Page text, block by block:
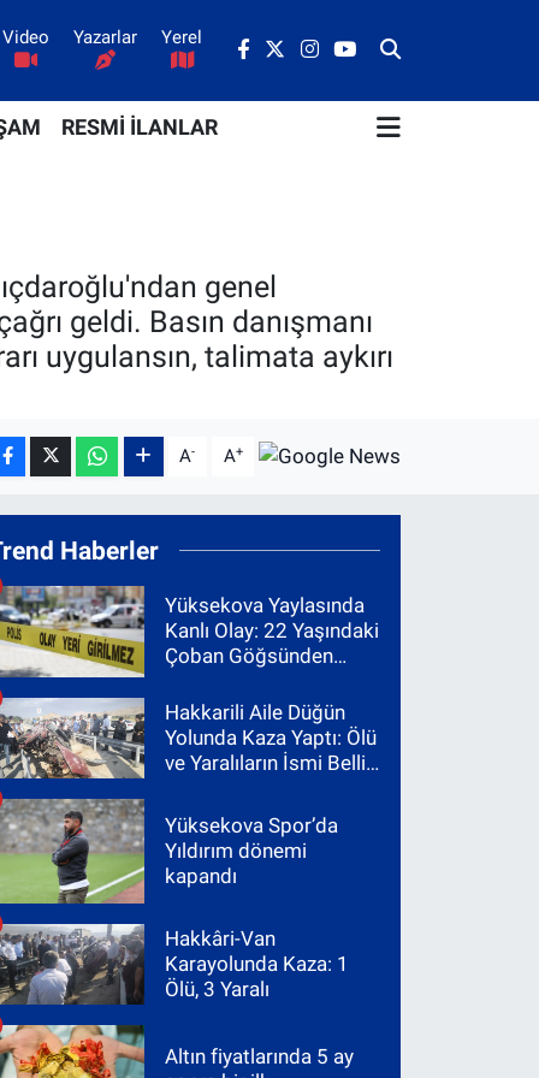
Video Yazarlar Yerel
RESMİ İLANLAR
genel
geldi. Basın danışmanı
uygulansın, talimata aykırı
A- A+
Haberler
Yüksekova Yaylasında
Kanlı Olay: 22 Yaşındaki
Çoban Göğsünden
Hakkarili Aile Düğün
Yolunda Kaza Yaptı: Ölü
ve Yaralıların İsmi Belli
Yüksekova Spor’da
Yıldırım dönemi
kapandı
Hakkâri-Van
Karayolunda Kaza: 1
Ölü, 3 Yaralı
Altın fiyatlarında 5 ay